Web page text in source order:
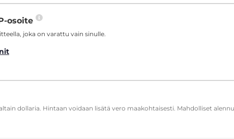
osoite
joka on varattu vain sinulle.
dollaria. Hintaan voidaan lisätä vero maakohtaisesti. Mahdolliset